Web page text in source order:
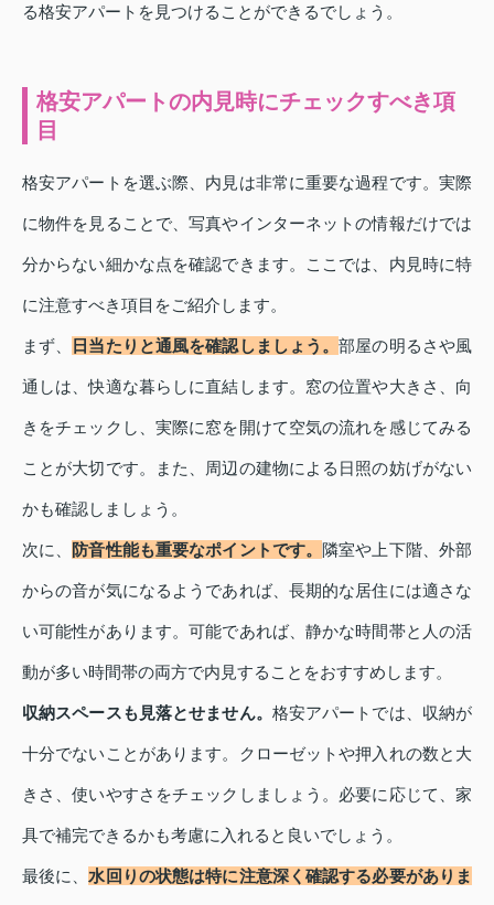
る格安アパートを見つけることができるでしょう。
格安アパートの内見時にチェックすべき項
目
格安アパートを選ぶ際、内見は非常に重要な過程です。実際
に物件を見ることで、写真やインターネットの情報だけでは
分からない細かな点を確認できます。ここでは、内見時に特
に注意すべき項目をご紹介します。
まず、 日当たりと通風を確認しましょう。部屋の明るさや風
通しは、快適な暮らしに直結します。窓の位置や大きさ、向
きをチェックし、実際に窓を開けて空気の流れを感じてみる
ことが大切です。また、周辺の建物による日照の妨げがない
かも確認しましょう。
次に、 防音性能も重要なポイントです。 隣室や上下階、外部
からの音が気になるようであれば、長期的な居住には適さな
い可能性があります。可能であれば、静かな時間帯と人の活
動が多い時間帯の両方で内見することをおすすめします。
収納スペースも見落とせません。 格安アパートでは、収納が
十分でないことがあります。クローゼットや押入れの数と大
きさ、使いやすさをチェックしましょう。必要に応じて、家
具で補完できるかも考慮に入れると良いでしょう。
最後に、水回りの状態は特に注意深く確認する必要がありま